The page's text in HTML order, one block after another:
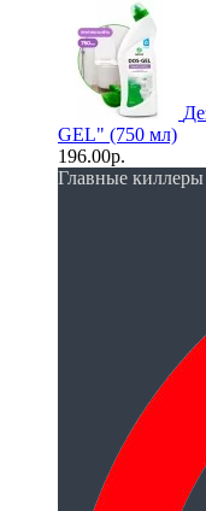
GEL" (750 мл)
196.00р.
Главные